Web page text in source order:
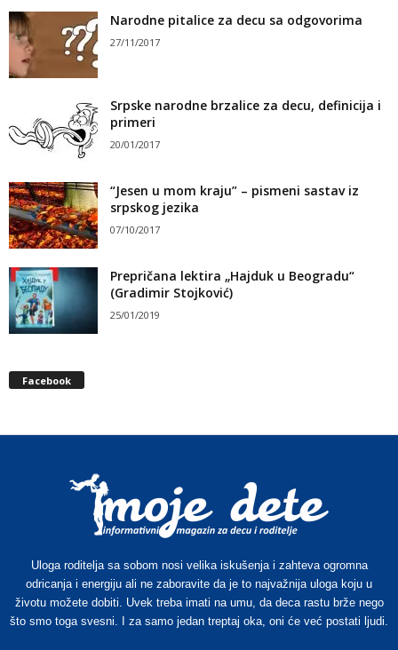
Narodne pitalice za decu sa odgovorima
27/11/2017
Srpske narodne brzalice za decu, definicija i
primeri
20/01/2017
“Jesen u mom kraju” – pismeni sastav iz
srpskog jezika
07/10/2017
Prepričana lektira „Hajduk u Beogradu“
(Gradimir Stojković)
25/01/2019
Facebook
Uloga roditelja sa sobom nosi velika iskušenja i zahteva ogromna
odricanja i energiju ali ne zaboravite da je to najvažnija uloga koju u
životu možete dobiti. Uvek treba imati na umu, da deca rastu brže nego
što smo toga svesni. I za samo jedan treptaj oka, oni će već postati ljudi.